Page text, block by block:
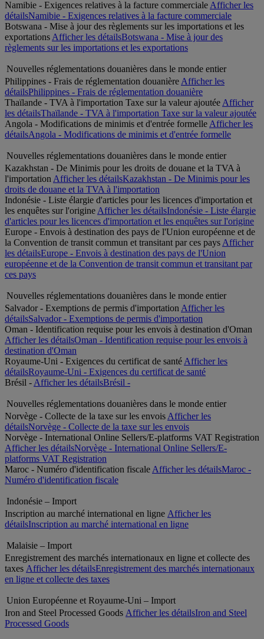
Namibie - Exigences relatives à la facture commercialeAfficher les
détailsNamibie - Exigences relatives à la facture commerciale
Botswana - Mise à jour des règlements sur les importations et les
exportationsAfficher les détailsBotswana - Mise à jour des
règlements sur les importations et les exportations
Nouvelles réglementations douanières dans le monde entier
Philippines - Frais de réglementation douanièreAfficher les
détailsPhilippines - Frais de réglementation douanière
Thaïlande - TVA à l'importation Taxe sur la valeur ajoutéeAfficher
les détailsThaïlande - TVA à l'importation Taxe sur la valeur ajoutée
Angola - Modifications de minimis et d'entrée formelleAfficher les
détailsAngola - Modifications de minimis et d'entrée formelle
Nouvelles réglementations douanières dans le monde entier
Kazakhstan - De Minimis pour les droits de douane et la TVA à
l'importationAfficher les détailsKazakhstan - De Minimis pour les
droits de douane et la TVA à l'importation
Indonésie - Liste élargie d'articles pour les licences d'importation et
les enquêtes sur l'origineAfficher les détailsIndonésie - Liste élargie
d'articles pour les licences d'importation et les enquêtes sur l'origine
Europe - Envois à destination des pays de l'Union européenne et de
la Convention de transit commun et transitant par ces paysAfficher
les détailsEurope - Envois à destination des pays de l'Union
européenne et de la Convention de transit commun et transitant par
ces pays
Nouvelles réglementations douanières dans le monde entier
Salvador - Exemptions de permis d'importationAfficher les
détailsSalvador - Exemptions de permis d'importation
Oman - Identification requise pour les envois à destination d'Oman
Afficher les détailsOman - Identification requise pour les envois à
destination d'Oman
Royaume-Uni - Exigences du certificat de santéAfficher les
détailsRoyaume-Uni - Exigences du certificat de santé
Brésil -Afficher les détailsBrésil -
Nouvelles réglementations douanières dans le monde entier
Norvège - Collecte de la taxe sur les envoisAfficher les
détailsNorvège - Collecte de la taxe sur les envois
Norvège - International Online Sellers/E-platforms VAT Registration
Afficher les détailsNorvège - International Online Sellers/E-
platforms VAT Registration
Maroc - Numéro d'identification fiscaleAfficher les détailsMaroc -
Numéro d'identification fiscale
Indonésie – Import
Inscription au marché international en ligne Afficher les
détailsInscription au marché international en ligne
Malaisie – Import
Enregistrement des marchés internationaux en ligne et collecte des
taxes Afficher les détailsEnregistrement des marchés internationaux
en ligne et collecte des taxes
Union Européenne et Royaume-Uni – Import
Iron and Steel Processed Goods Afficher les détailsIron and Steel
Processed Goods